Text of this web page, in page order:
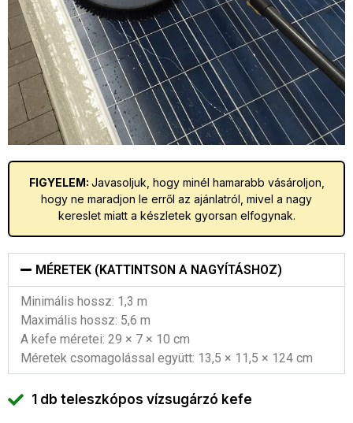
FIGYELEM: Javasoljuk, hogy minél hamarabb vásároljon,
hogy ne maradjon le erről az ajánlatról, mivel a nagy
kereslet miatt a készletek gyorsan elfogynak.
MÉRETEK (KATTINTSON A NAGYÍTÁSHOZ)
Minimális hossz: 1,3 m
Maximális hossz: 5,6 m
A kefe méretei: 29 × 7 × 10 cm
Méretek csomagolással együtt: 13,5 × 11,5 × 124 cm
1 db teleszkópos vízsugárzó kefe